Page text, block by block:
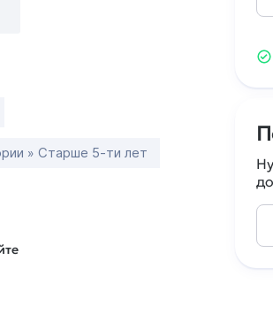
» Старше 5-ти лет